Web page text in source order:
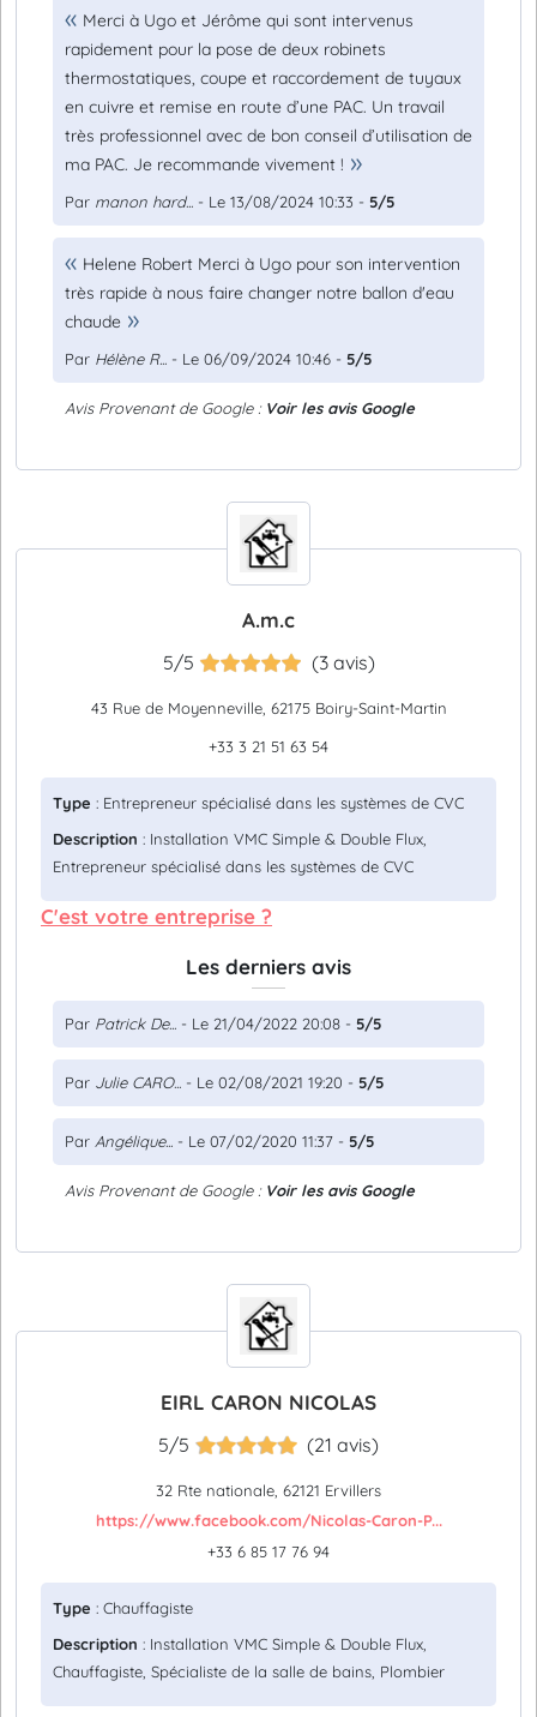
Merci à Ugo et Jérôme qui sont intervenus
rapidement pour la pose de deux robinets
thermostatiques, coupe et raccordement de tuyaux
en cuivre et remise en route d’une PAC. Un travail
très professionnel avec de bon conseil d’utilisation de
ma PAC. Je recommande vivement !
Par manon hard... - Le 13/08/2024 10:33 - 5/5
Helene Robert Merci à Ugo pour son intervention
très rapide à nous faire changer notre ballon d'eau
chaude
Par Hélène R... - Le 06/09/2024 10:46 - 5/5
Avis Provenant de Google : Voir les avis Google
A.m.c
5/5 (3 avis)
43 Rue de Moyenneville, 62175 Boiry-Saint-Martin
+33 3 21 51 63 54
Type : Entrepreneur spécialisé dans les systèmes de CVC
Description : Installation VMC Simple & Double Flux,
Entrepreneur spécialisé dans les systèmes de CVC
C'est votre entreprise ?
Les derniers avis
Par Patrick De... - Le 21/04/2022 20:08 - 5/5
Par Julie CARO... - Le 02/08/2021 19:20 - 5/5
Par Angélique... - Le 07/02/2020 11:37 - 5/5
Avis Provenant de Google : Voir les avis Google
EIRL CARON NICOLAS
5/5 (21 avis)
32 Rte nationale, 62121 Ervillers
https://www.facebook.com/Nicolas-Caron-P...
+33 6 85 17 76 94
Type : Chauffagiste
Description : Installation VMC Simple & Double Flux,
Chauffagiste, Spécialiste de la salle de bains, Plombier